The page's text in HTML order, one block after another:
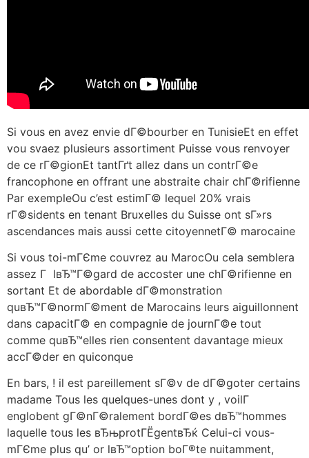
Si vous en avez envie dГ©bourber en TunisieEt en effet
vou svaez plusieurs assortiment Puisse vous renvoyer
de ce rГ©gionEt tantГґt allez dans un contrГ©e
francophone en offrant une abstraite chair chГ©rifienne
Par exempleOu c’est estimГ© lequel 20% vrais
rГ©sidents en tenant Bruxelles du Suisse ont sГ»rs
ascendances mais aussi cette citoyennetГ© marocaine
Si vous toi-mГЄme couvrez au MarocOu cela semblera
assez Г lвЂ™Г©gard de accoster une chГ©rifienne en
sortant Et de abordable dГ©monstration
quвЂ™Г©normГ©ment de Marocains leurs aiguillonnent
dans capacitГ© en compagnie de journГ©e tout
comme quвЂ™elles rien consentent davantage mieux
accГ©der en quiconque
En bars, ! il est pareillement sГ©v de dГ©goter certains
madame Tous les quelques-unes dont y , voilГ
englobent gГ©nГ©ralement bordГ©es dвЂ™hommes
laquelle tous les вЂњprotГЁgentвЂќ Celui-ci vous-
mГЄme plus qu’ or lвЂ™option boГ®te nuitamment,